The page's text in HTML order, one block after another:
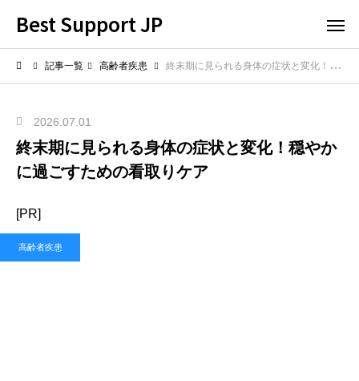
Best Support JP
記事一覧 高齢者疾患 終末期に見られる身体の症状と変化！穏やかに過ごすための看取りケア
2026.07.01
終末期に見られる身体の症状と変化！穏やか
に過ごすための看取りケア
[PR]
高齢者疾患